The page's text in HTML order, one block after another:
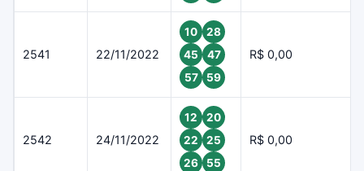
2541 22/11/2022
10
28
45
47
57
59
R$ 0,00
2542 24/11/2022
12
20
22
25
26
55
R$ 0,00